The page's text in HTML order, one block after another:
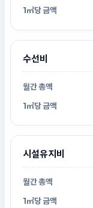
수선비
시설유지비